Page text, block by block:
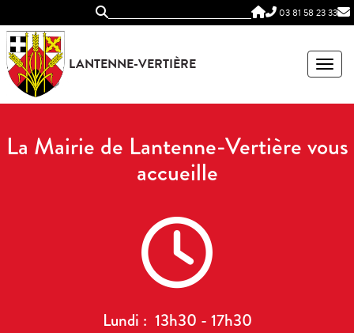
03 81 58 23 33
LANTENNE-VERTIÈRE
La Mairie de Lantenne-Vertière vous
accueille
Lundi : 13h30 - 17h30
Panneau de gestion des cookies